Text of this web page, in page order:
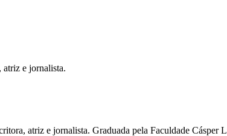
atriz e jornalista.
atriz e jornalista. Graduada pela Faculdade